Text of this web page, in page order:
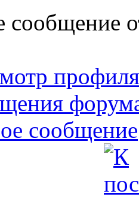
сообщение
профиля
сообщение